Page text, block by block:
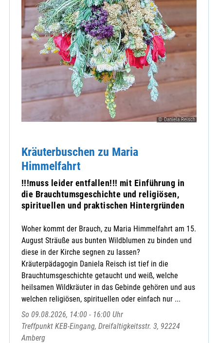
© Daniela Reisch
Kräuterbuschen zu Maria
Himmelfahrt
!!!muss leider entfallen!!! mit Einführung in
die Brauchtumsgeschichte und religiösen,
spirituellen und praktischen Hintergründen
Woher kommt der Brauch, zu Maria Himmelfahrt am 15.
August Sträuße aus bunten Wildblumen zu binden und
diese in der Kirche segnen zu lassen?
Kräuterpädagogin Daniela Reisch ist tief in die
Brauchtumsgeschichte getaucht und weiß, welche
heilsamen Wildkräuter in das Gebinde gehören und aus
welchen religiösen, spirituellen oder einfach nur ...
So 09.08.2026, 14:00 - 16:00 Uhr
Treffpunkt KEB-Eingang, Dreifaltigkeitsstr. 3, 92224
Amberg